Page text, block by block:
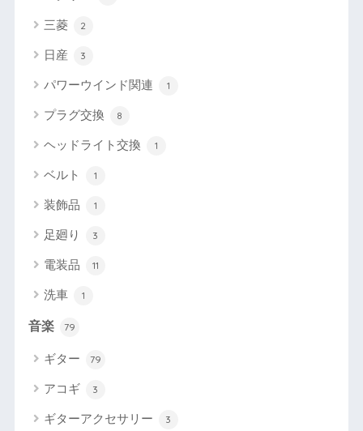
三菱 2
日産 3
パワーウインド関連 1
プラグ交換 8
ヘッドライト交換 1
ベルト 1
装飾品 1
足廻り 3
電装品 11
洗車 1
音楽 79
ギター 79
アコギ 3
ギターアクセサリー 3